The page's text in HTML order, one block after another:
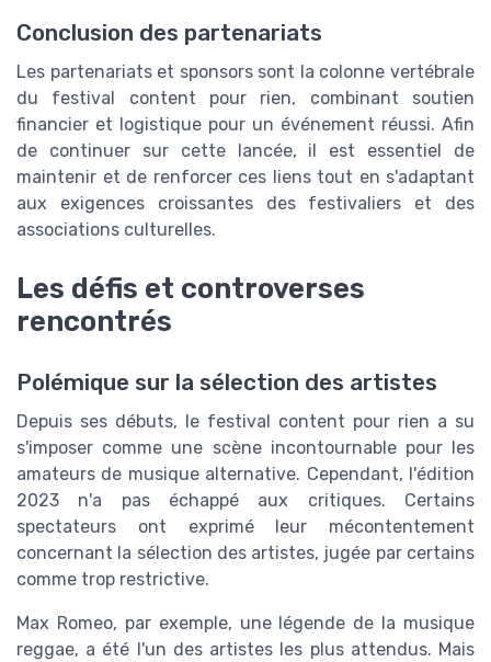
Conclusion des partenariats
Les partenariats et sponsors sont la colonne vertébrale
du festival content pour rien, combinant soutien
financier et logistique pour un événement réussi. Afin
de continuer sur cette lancée, il est essentiel de
maintenir et de renforcer ces liens tout en s'adaptant
aux exigences croissantes des festivaliers et des
associations culturelles.
Les défis et controverses
rencontrés
Polémique sur la sélection des artistes
Depuis ses débuts, le festival content pour rien a su
s'imposer comme une scène incontournable pour les
amateurs de musique alternative. Cependant, l'édition
2023 n'a pas échappé aux critiques. Certains
spectateurs ont exprimé leur mécontentement
concernant la sélection des artistes, jugée par certains
comme trop restrictive.
Max Romeo, par exemple, une légende de la musique
reggae, a été l'un des artistes les plus attendus. Mais